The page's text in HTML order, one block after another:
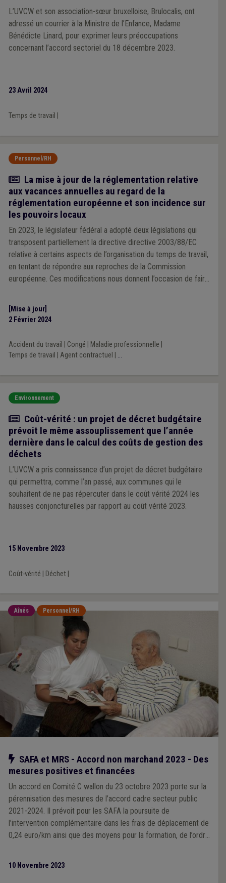
L’UVCW et son association-sœur bruxelloise, Brulocalis, ont
adressé un courrier à la Ministre de l’Enfance, Madame
Bénédicte Linard, pour exprimer leurs préoccupations
concernant l’accord sectoriel du 18 décembre 2023.
23 Avril 2024
Temps de travail
Personnel/RH
Article
La mise à jour de la réglementation relative
aux vacances annuelles au regard de la
réglementation européenne et son incidence sur
les pouvoirs locaux
En 2023, le législateur fédéral a adopté deux législations qui
transposent partiellement la directive directive 2003/88/EC
relative à certains aspects de l’organisation du temps de travail,
en tentant de répondre aux reproches de la Commission
européenne. Ces modifications nous donnent l’occasion de faire
fonction publique locale.
[Mise à jour]
2 Février 2024
Accident du travail Congé Maladie professionnelle
Temps de travail
Agent contractuel ...
Environnement
Actualité
Coût-vérité : un projet de décret budgétaire
prévoit le même assouplissement que l’année
dernière dans le calcul des coûts de gestion des
déchets
L’UVCW a pris connaissance d’un projet de décret budgétaire
qui permettra, comme l’an passé, aux communes qui le
souhaitent de ne pas répercuter dans le coût vérité 2024 les
hausses conjoncturelles par rapport au coût vérité 2023.
15 Novembre 2023
Coût-vérité Déchet|
Aînés Personnel/RH
Notre action
SAFA et MRS - Accord non marchand 2023 - Des
mesures positives et financées
Un accord en Comité C wallon du 23 octobre 2023 porte sur la
pérennisation des mesures de l’accord cadre secteur public
2021-2024. Il prévoit pour les SAFA la poursuite de
l’intervention complémentaire dans les frais de déplacement de
0,24 euro/km ainsi que des moyens pour la formation, de l’ordre
10 Novembre 2023